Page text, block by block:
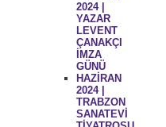
2024 |
YAZAR
LEVENT
ÇANAKÇI
İMZA
GÜNÜ
HAZİRAN
2024 |
TRABZON
SANATEVİ